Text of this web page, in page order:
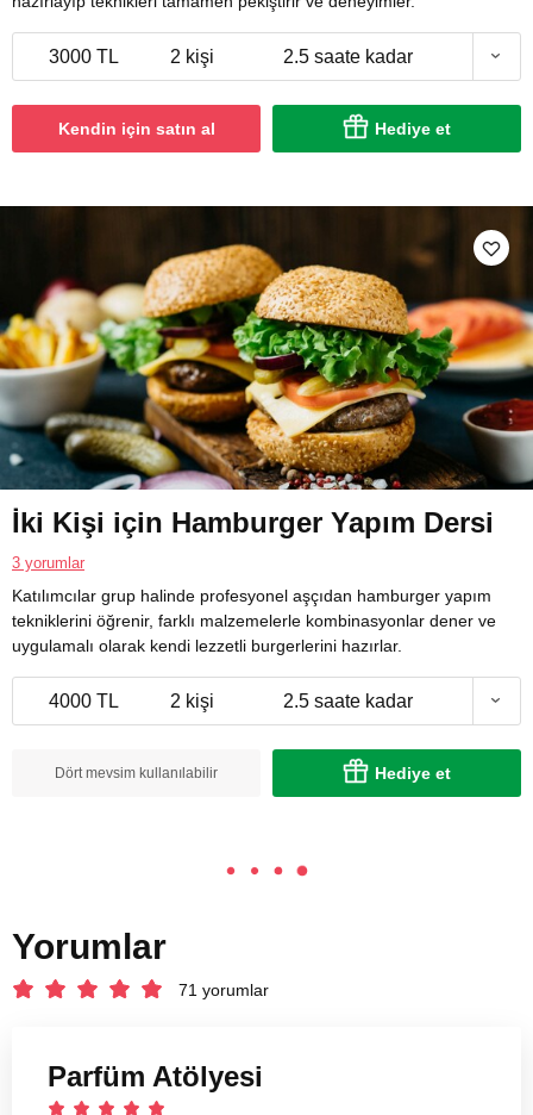
3000 TL 2 kişi 2.5 saate kadar
Kendin için satın al Hediye et
İki Kişi için Hamburger Yapım Dersi
3 yorumlar
Katılımcılar grup halinde profesyonel aşçıdan hamburger yapım
tekniklerini öğrenir, farklı malzemelerle kombinasyonlar dener ve
uygulamalı olarak kendi lezzetli burgerlerini hazırlar.
4000 TL 2 kişi 2.5 saate kadar
Dört mevsim kullanılabilir Hediye et
Yorumlar
71 yorumlar
Parfüm Atölyesi